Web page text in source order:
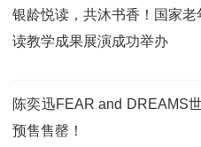
银龄悦读，共沐书香！国家
读教学成果展演成功举办
陈奕迅FEAR and DREAMS
预售售罄！